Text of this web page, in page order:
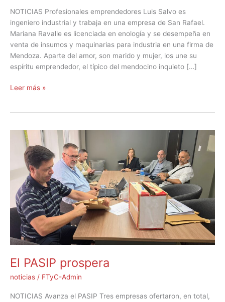
NOTICIAS Profesionales emprendedores Luis Salvo es
ingeniero industrial y trabaja en una empresa de San Rafael.
Mariana Ravalle es licenciada en enología y se desempeña en
venta de insumos y maquinarias para industria en una firma de
Mendoza. Aparte del amor, son marido y mujer, los une su
espíritu emprendedor, el típico del mendocino inquieto […]
Leer más »
El PASIP prospera
noticias / FTyC-Admin
NOTICIAS Avanza el PASIP Tres empresas ofertaron, en total,
PASIP
prospera